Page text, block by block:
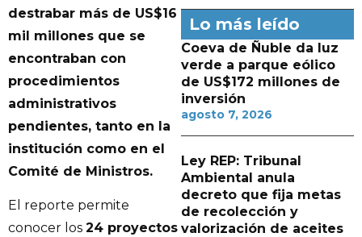
destrabar más de US$16
mil millones que se
encontraban con
procedimientos
administrativos
pendientes, tanto en la
institución como en el
Comité de Ministros.
El reporte permite
conocer los 24 proyectos
Lo más leído
Coeva de Ñuble da luz
verde a parque eólico
de US$172 millones de
inversión
agosto 7, 2026
Ley REP: Tribunal
Ambiental anula
decreto que fija metas
de recolección y
valorización de aceites